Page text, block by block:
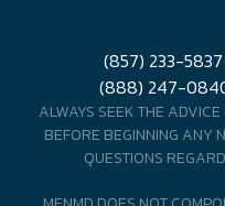
(857) 233-5837
(888) 247-
ALWAYS SEEK THE
BEFORE BEGINNING ANY
QUESTIONS